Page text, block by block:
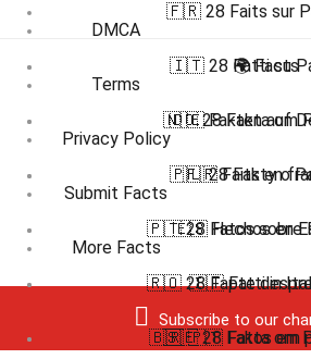
DMCA
Terms
Privacy Policy
Submit Facts
More Facts
Subscribe to our
🇫🇷 28 Faits sur
🇮🇹 28 Fatti su
🇳🇴 28 Fakta om
🇵🇱 28 Fakty o
🇵🇹 28 Fatos sobre
🇷🇴 28 Fapte
🇸🇪 28 Fakta om
🌍 Facts
🇩🇪 Fakten auf
🇫🇷 Faits en
🇪🇸 Hechos en
🇮🇹 Fatti in
🇧🇷 🇵🇹 Fatos em